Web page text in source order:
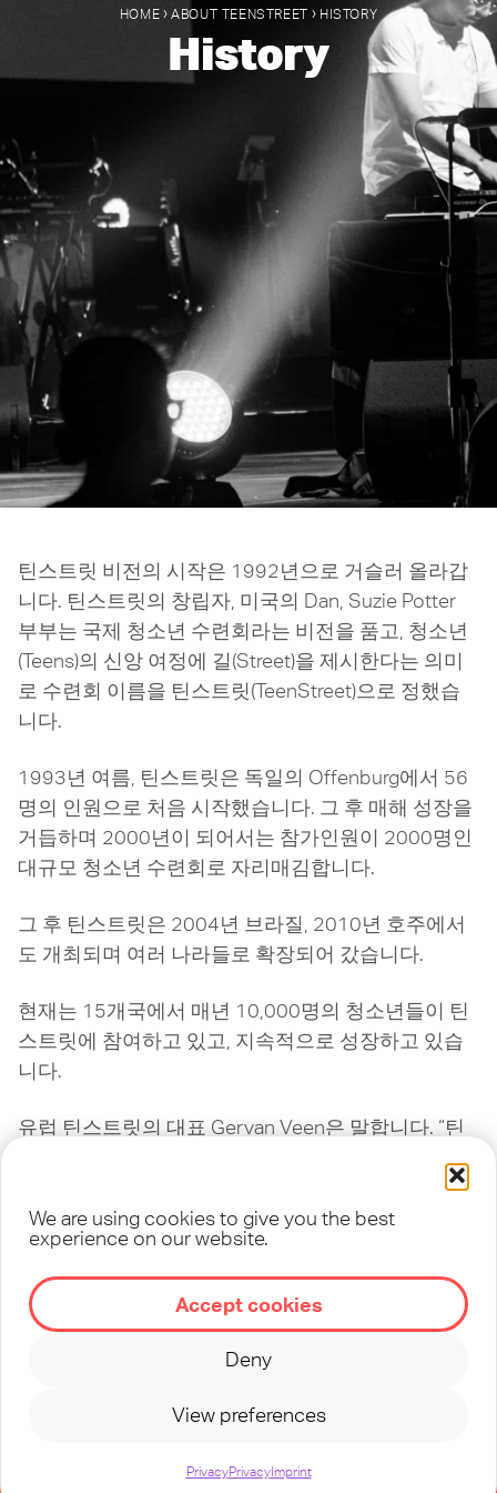
We are using cookies to give you the best
experience on our website.
Accept cookies
Deny
View preferences
PrivacyPrivacyImprint
HOME › ABOUT TEENSTREET › HISTORY
History
틴스트릿 비전의 시작은 1992년으로 거슬러 올라갑
니다. 틴스트릿의 창립자, 미국의 Dan, Suzie Potter
부부는 국제 청소년 수련회라는 비전을 품고, 청소년
(Teens)의 신앙 여정에 길(Street)을 제시한다는 의미
로 수련회 이름을 틴스트릿(TeenStreet)으로 정했습
니다.
1993년 여름, 틴스트릿은 독일의 Offenburg에서 56
명의 인원으로 처음 시작했습니다. 그 후 매해 성장을
거듭하며 2000년이 되어서는 참가인원이 2000명인
대규모 청소년 수련회로 자리매김합니다.
그 후 틴스트릿은 2004년 브라질, 2010년 호주에서
도 개최되며 여러 나라들로 확장되어 갔습니다.
현재는 15개국에서 매년 10,000명의 청소년들이 틴
스트릿에 참여하고 있고, 지속적으로 성장하고 있습
니다.
유럽 틴스트릿의 대표 Gervan Veen은 말합니다. “틴
청소년들이 매 해 틴스트릿에 참가한 후, 일상으로 돌
아가 예수님을 위해 삶을 드리며, 예수님을 세상에 전
하고 있습니다.”
2020년, 틴스트릿은 코로나 팬데믹 상황 속에서 처음
온라인으로 수련회를 열었고, 새로운 기술과 기회들
을 활용해 지경을 넓혀나가며 하나님의 인도하심을